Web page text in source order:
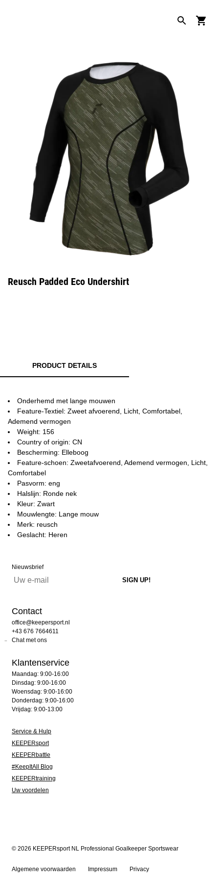
Reusch Padded Eco Undershirt
PRODUCT DETAILS
Onderhemd met lange mouwen
Feature-Textiel: Zweet afvoerend, Licht, Comfortabel,
Ademend vermogen
Weight: 156
Country of origin: CN
Bescherming: Elleboog
Feature-schoen: Zweetafvoerend, Ademend vermogen, Licht,
Comfortabel
Pasvorm: eng
Halslijn: Ronde nek
Kleur: Zwart
Mouwlengte: Lange mouw
Merk: reusch
Geslacht: Heren
Nieuwsbrief
Contact
office@keepersport.nl
+43 676 7664611
Chat met ons
Klantenservice
Maandag: 9:00-16:00
Dinsdag: 9:00-16:00
Woensdag: 9:00-16:00
Donderdag: 9:00-16:00
Vrijdag: 9:00-13:00
Service & Hulp
KEEPERsport
KEEPERbattle
#KeepItAll Blog
KEEPERtraining
Uw voordelen
© 2026 KEEPERsport NL Professional Goalkeeper Sportswear
Algemene voorwaarden Impressum Privacy